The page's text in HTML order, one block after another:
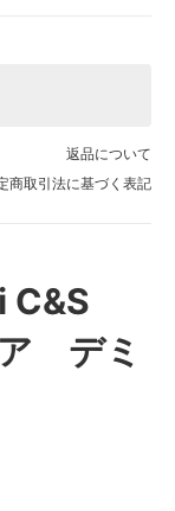
返品について
商取引法に基づく表記
C&S
デミ